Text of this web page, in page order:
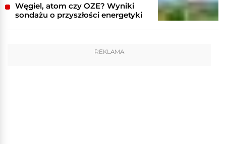
Węgiel, atom czy OZE? Wyniki
sondażu o przyszłości energetyki
REKLAMA